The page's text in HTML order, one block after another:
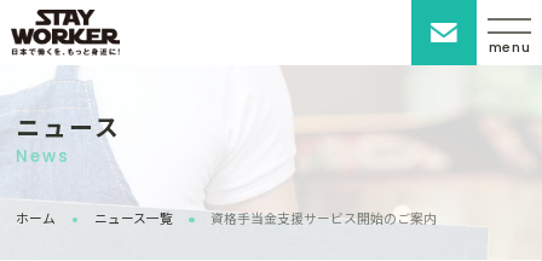
menu
ニュース
News
ホーム ニュース一覧 資格手当金支援サービス開始のご案内